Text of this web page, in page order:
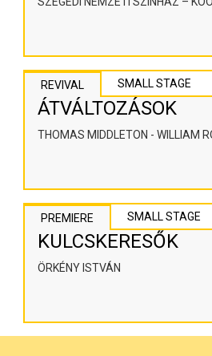
REVIVAL SMALL STAGE
ÁTVÁLTOZÁSOK
THOMAS MIDDLETON - WILLIAM
PREMIERE SMALL STAGE
KULCSKERESŐK
ÖRKÉNY ISTVÁN